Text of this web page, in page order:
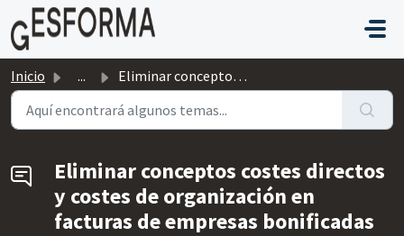
Saltar al contenido principal
Inicio ... Eliminar conceptos costes directos y costes de organizaci...
Eliminar conceptos costes directos
y costes de organización en
facturas de empresas bonificadas